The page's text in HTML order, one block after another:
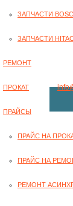
ЗАПЧАСТИ
ЗАПЧАСТИ
РЕМОНТ
ПРОКАТ
ПРАЙСЫ
ПРАЙС НА
ПРАЙС НА
РЕМОНТ